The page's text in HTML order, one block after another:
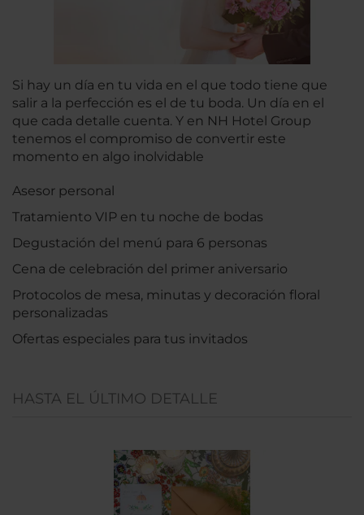
Si hay un día en tu vida en el que todo tiene que
salir a la perfección es el de tu boda. Un día en el
que cada detalle cuenta. Y en NH Hotel Group
tenemos el compromiso de convertir este
momento en algo inolvidable
Asesor personal
Tratamiento VIP en tu noche de bodas
Degustación del menú para 6 personas
Cena de celebración del primer aniversario
Protocolos de mesa, minutas y decoración floral
personalizadas
Ofertas especiales para tus invitados
HASTA EL ÚLTIMO DETALLE